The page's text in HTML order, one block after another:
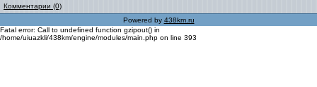
Комментарии (0)
Powered by 438km.ru
Fatal error: Call to undefined function gzipout() in
/home/uiuazkli/438km/engine/modules/main.php on line 393